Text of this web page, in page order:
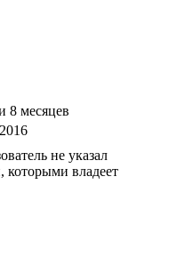
8 месяцев
не указал
которыми владеет